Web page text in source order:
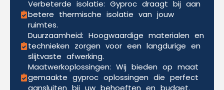
Verbeterde isolatie: Gyproc draagt bij aan
betere thermische isolatie van jouw
ruimtes.
Duurzaamheid: Hoogwaardige materialen en
technieken zorgen voor een langdurige en
slijtvaste afwerking.
Maatwerkoplossingen: Wij bieden op maat
gemaakte gyproc oplossingen die perfect
aansluiten bij uw behoeften en budget.